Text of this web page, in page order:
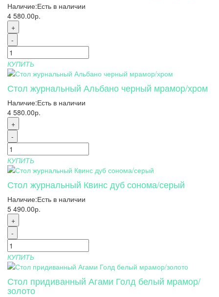
Наличие:Есть в наличии
4 580.00р.
+
-
КУПИТЬ
Стол журнальный Альбано черный мрамор/хром
Наличие:Есть в наличии
4 580.00р.
+
-
КУПИТЬ
Стол журнальный Квинс дуб сонома/серый
Наличие:Есть в наличии
5 490.00р.
+
-
КУПИТЬ
Стол придиванный Агами Голд белый мрамор/
золото